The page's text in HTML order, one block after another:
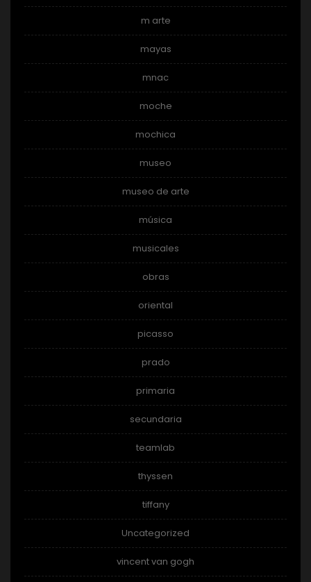
m arte
mayas
mnac
moche
mochica
museo
museo de arte
música
musicales
obras
oriental
picasso
prado
primaria
secundaria
teamlab
thyssen
tiffany
Uncategorized
vincent van gogh